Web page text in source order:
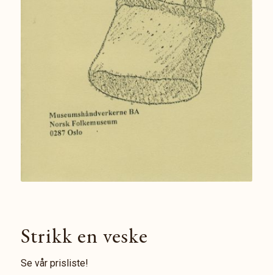
Strikk en veske
Se vår prisliste!